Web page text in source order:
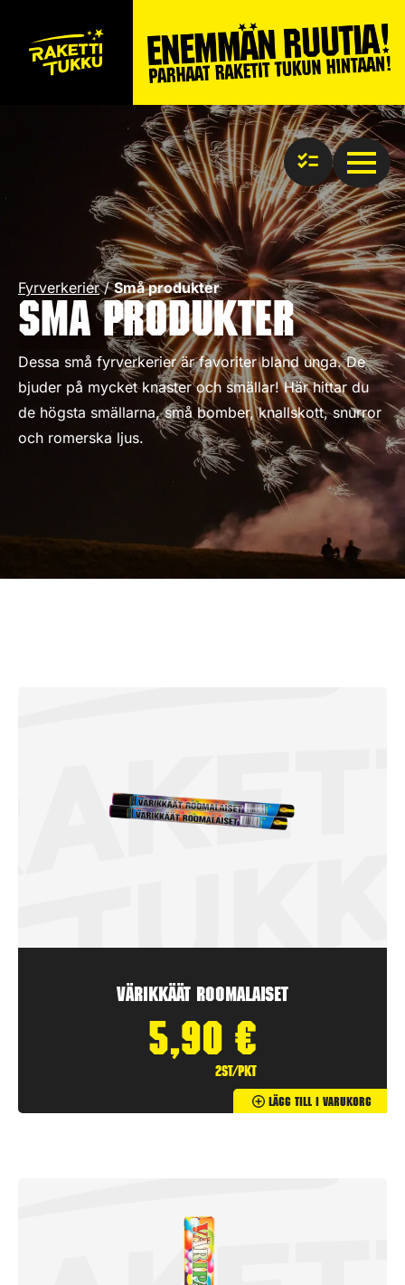
Fyrverkerier / Små produkter
Små produkter
Dessa små fyrverkerier är favoriter bland unga. De
bjuder på mycket knaster och smällar! Här hittar du
de högsta smällarna, små bomber, knallskott, snurror
och romerska ljus.
Värikkäät Roomalaiset
5,90 €
2st/pkt
Lägg Till I Varukorg